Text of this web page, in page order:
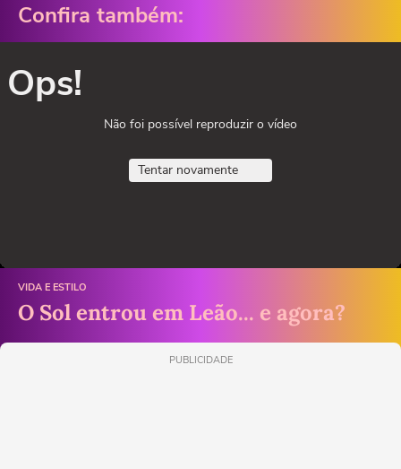
Confira também:
Ops!
Não foi possível reproduzir o vídeo
Tentar novamente
VIDA E ESTILO
O Sol entrou em Leão... e agora?
PUBLICIDADE